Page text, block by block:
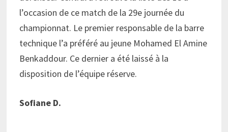
l’occasion de ce match de la 29e journée du
championnat. Le premier responsable de la barre
technique l’a préféré au jeune Mohamed El Amine
Benkaddour. Ce dernier a été laissé à la
disposition de l’équipe réserve.
Sofiane D.